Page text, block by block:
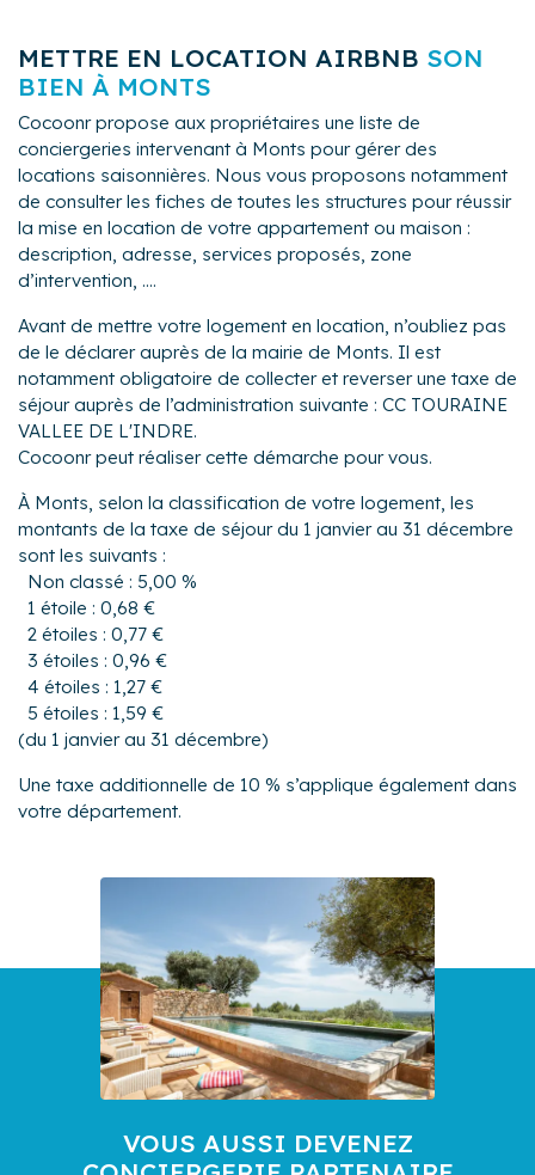
Confiance, sérénité et rentabilité sont les fondations
d’une relation durable
Disponibilité, efficacité et réactivité sont la charpente
d’une location saisonnière de qualité
Chez GTH CONCIERGERIE, nous pensons qu’une
autre vision de l’immobilier et de la location
saisonnière est possible à condition d’être bien
accompagner.
Parlons peu, parlons BIEN. Le votre
Bienvenue dans la maison
GTH CONCIERGERIE
METTRE EN LOCATION AIRBNB SON
BIEN À MONTS
Cocoonr propose aux propriétaires une liste de
conciergeries intervenant à Monts pour gérer des
locations saisonnières. Nous vous proposons notamment
de consulter les fiches de toutes les structures pour réussir
la mise en location de votre appartement ou maison :
description, adresse, services proposés, zone
d’intervention, ....
Avant de mettre votre logement en location, n’oubliez pas
de le déclarer auprès de la mairie de Monts. Il est
notamment obligatoire de collecter et reverser une taxe de
séjour auprès de l’administration suivante : CC TOURAINE
VALLEE DE L'INDRE.
Cocoonr peut réaliser cette démarche pour vous.
À Monts, selon la classification de votre logement, les
montants de la taxe de séjour du 1 janvier au 31 décembre
sont les suivants :
Non classé : 5,00 %
1 étoile : 0,68 €
2 étoiles : 0,77 €
3 étoiles : 0,96 €
4 étoiles : 1,27 €
5 étoiles : 1,59 €
(du 1 janvier au 31 décembre)
Une taxe additionnelle de 10 % s’applique également dans
votre département.
VOUS AUSSI DEVENEZ